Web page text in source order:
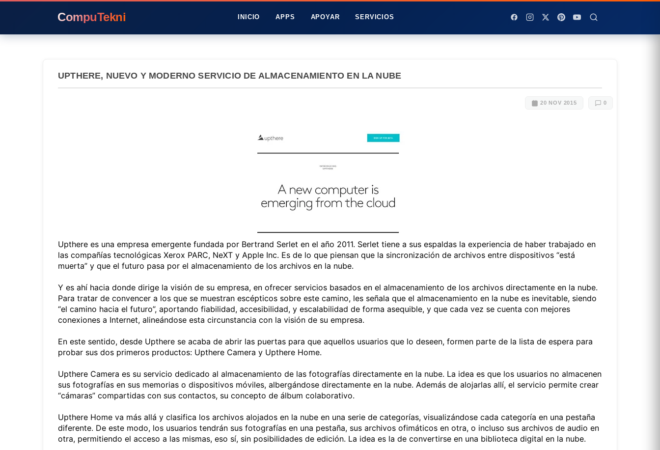
CompuTekni INICIO APPS APOYAR SERVICIOS
UPTHERE, NUEVO Y MODERNO SERVICIO DE ALMACENAMIENTO EN LA NUBE
20 NOV 2015 0
Upthere es una empresa emergente fundada por Bertrand Serlet en el año 2011. Serlet tiene a sus espaldas la experiencia de haber trabajado en
las compañías tecnológicas Xerox PARC, NeXT y Apple Inc. Es de lo que piensan que la sincronización de archivos entre dispositivos “está
muerta” y que el futuro pasa por el almacenamiento de los archivos en la nube.
Y es ahí hacia donde dirige la visión de su empresa, en ofrecer servicios basados en el almacenamiento de los archivos directamente en la nube.
Para tratar de convencer a los que se muestran escépticos sobre este camino, les señala que el almacenamiento en la nube es inevitable, siendo
“el camino hacia el futuro”, aportando fiabilidad, accesibilidad, y escalabilidad de forma asequible, y que cada vez se cuenta con mejores
conexiones a Internet, alineándose esta circunstancia con la visión de su empresa.
En este sentido, desde Upthere se acaba de abrir las puertas para que aquellos usuarios que lo deseen, formen parte de la lista de espera para
probar sus dos primeros productos: Upthere Camera y Upthere Home.
Upthere Camera es su servicio dedicado al almacenamiento de las fotografías directamente en la nube. La idea es que los usuarios no almacenen
sus fotografías en sus memorias o dispositivos móviles, albergándose directamente en la nube. Además de alojarlas allí, el servicio permite crear
“cámaras” compartidas con sus contactos, su concepto de álbum colaborativo.
Upthere Home va más allá y clasifica los archivos alojados en la nube en una serie de categorías, visualizándose cada categoría en una pestaña
diferente. De este modo, los usuarios tendrán sus fotografías en una pestaña, sus archivos ofimáticos en otra, o incluso sus archivos de audio en
otra, permitiendo el acceso a las mismas, eso sí, sin posibilidades de edición. La idea es la de convertirse en una biblioteca digital en la nube.